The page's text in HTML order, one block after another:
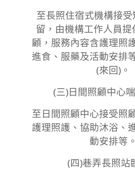
至長照住宿式機構接
留，由機構工作人員
顧，服務內容含護理照
進食、服藥及活動安排
(來回)。
(三)日間照顧中心
至日間照顧中心接受照
護理照護、協助沐浴、
動安排等。
(四)巷弄長照站